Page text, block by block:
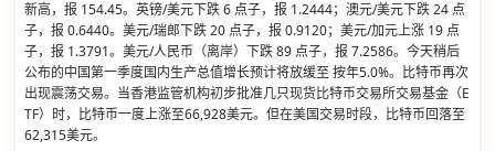
新高，报 154.45。英镑/美元下跌 6 点子，报 1.2444；澳元/美元下跌 24 点
子，报 0.6440。美元/瑞郎下跌 20 点子，报 0.9120；美元/加元上涨 19 点
子，报 1.3791。美元/人民币（离岸）下跌 89 点子，报 7.2586。今天稍后
公布的中国第一季度国内生产总值增长预计将放缓至 按年5.0%。比特币再次
出现震荡交易。当香港监管机构初步批准几只现货比特币交易所交易基金（E
TF）时，比特币一度上涨至66,928美元。但在美国交易时段，比特币回落至
62,315美元。